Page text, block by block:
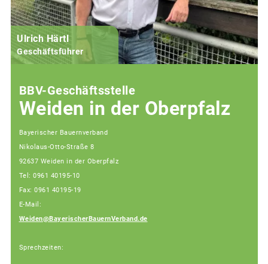
Ulrich Härtl
Geschäftsführer
BBV-Geschäftsstelle
Weiden in der Oberpfalz
Bayerischer Bauernverband
Nikolaus-Otto-Straße 8
92637 Weiden in der Oberpfalz
Tel: 0961 40195-10
Fax: 0961 40195-19
E-Mail:
Weiden@BayerischerBauernVerband.de
Sprechzeiten: